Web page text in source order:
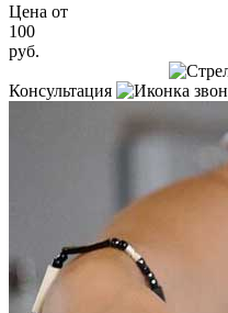
Цена от
100
руб.
Консультация